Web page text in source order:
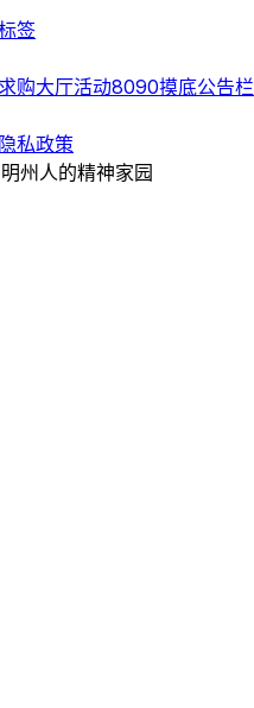
签
购大厅活动8090摸底公告栏
隐私政策
州人的精神家园